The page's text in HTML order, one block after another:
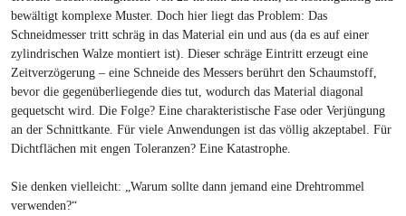
bewältigt komplexe Muster. Doch hier liegt das Problem: Das
Schneidmesser tritt schräg in das Material ein und aus (da es auf einer
zylindrischen Walze montiert ist). Dieser schräge Eintritt erzeugt eine
Zeitverzögerung – eine Schneide des Messers berührt den Schaumstoff,
bevor die gegenüberliegende dies tut, wodurch das Material diagonal
gequetscht wird. Die Folge? Eine charakteristische Fase oder Verjüngung
an der Schnittkante. Für viele Anwendungen ist das völlig akzeptabel. Für
Dichtflächen mit engen Toleranzen? Eine Katastrophe.
Sie denken vielleicht: „Warum sollte dann jemand eine Drehtrommel
verwenden?“